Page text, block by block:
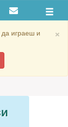
×
играеш и